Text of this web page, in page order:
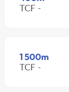
TCF -
1 500m
TCF -